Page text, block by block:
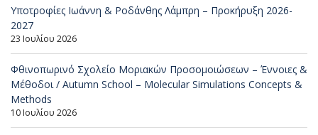
Υποτροφίες Ιωάννη & Ροδάνθης Λάμπρη – Προκήρυξη 2026-
2027
23 Ιουλίου 2026
Φθινοπωρινό Σχολείο Μοριακών Προσομοιώσεων – Έννοιες &
Μέθοδοι / Autumn School – Molecular Simulations Concepts &
Methods
10 Ιουλίου 2026